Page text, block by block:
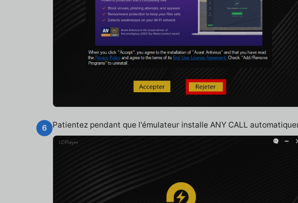
6 Patientez pendant que l'émulateur installe ANY CALL